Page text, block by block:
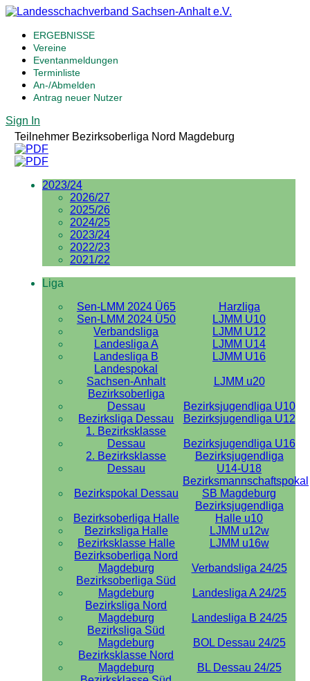
ERGEBNISSE
Vereine
Eventanmeldungen
Terminliste
An-/Abmelden
Antrag neuer Nutzer
Sign In
Teilnehmer Bezirksoberliga Nord Magdeburg
2023/24
2026/27
2025/26
2024/25
2023/24
2022/23
2021/22
Liga
Sen-LMM 2024 Ü65
Harzliga
Sen-LMM 2024 Ü50
LJMM U10
Verbandsliga
LJMM U12
Landesliga A
LJMM U14
Landesliga B
LJMM U16
Landespokal
Sachsen-Anhalt
LJMM u20
Bezirksoberliga
Dessau
Bezirksjugendliga U10
Bezirksliga Dessau
Bezirksjugendliga U12
1. Bezirksklasse
Dessau
Bezirksjugendliga U16
2. Bezirksklasse
Dessau
Bezirksjugendliga
U14-U18
Bezirkspokal Dessau
Bezirksmannschaftspokal
SB Magdeburg
Bezirksoberliga Halle
Bezirksjugendliga
Halle u10
Bezirksliga Halle
LJMM u12w
Bezirksklasse Halle
LJMM u16w
Bezirksoberliga Nord
Magdeburg
Verbandsliga 24/25
Bezirksoberliga Süd
Magdeburg
Landesliga A 24/25
Bezirksliga Nord
Magdeburg
Landesliga B 24/25
Bezirksliga Süd
Magdeburg
BOL Dessau 24/25
Bezirksklasse Nord
Magdeburg
BL Dessau 24/25